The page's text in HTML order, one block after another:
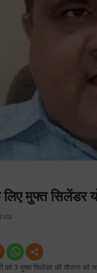
लिए मुफ्त सिलेंडर
को 3 मुफ्त सिलेंडर की योजना को